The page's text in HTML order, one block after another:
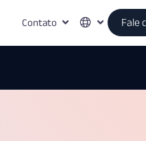
Contato Fale